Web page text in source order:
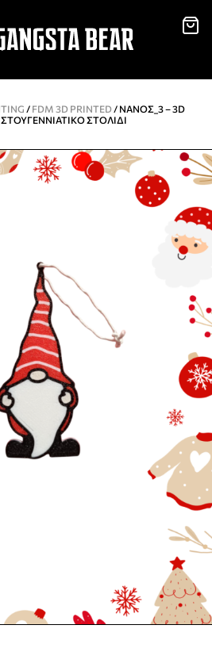
/ FDM 3D PRINTED/ ΝΆΝΟΣ_3 – 3D
ΣΤΟΛΊΔΙ